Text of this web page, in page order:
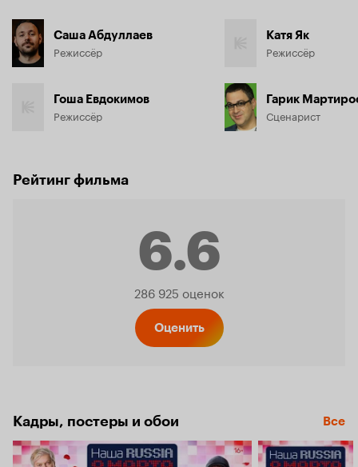
Саша Абдуллаев
Режиссёр
Гоша Евдокимов
Режиссёр
Катя Як
Режиссёр
Гарик
Сценарист
Рейтинг фильма
6.6
Рейтинг
6.6
286 925 оценок
Оценить
Кадры, постеры и обои Все